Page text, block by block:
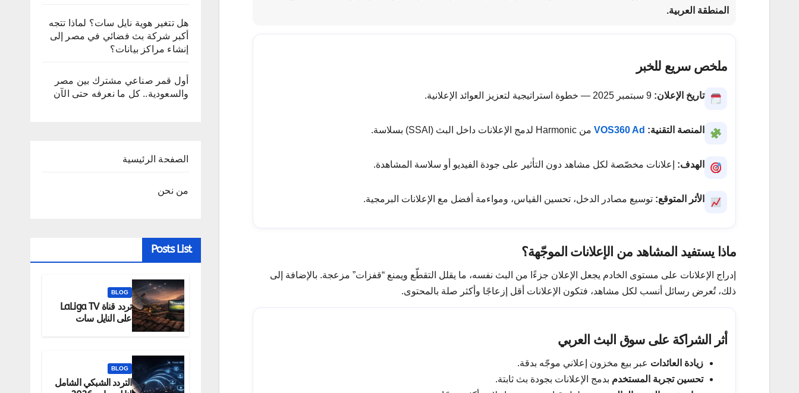
المنطقة العربية.
ملخص سريع للخبر
تاريخ الإعلان:
المنصة التقنية: VOS360 Ad من Harmonic لدمج الإعلانات داخل البث (SSAI) بسلاسة.
الهدف: إعلانات مخصّصة لكل مشاهد دون التأثير على جودة الفيديو أو سلاسة المشاهدة.
الأثر المتوقع: توسيع مصادر الدخل، تحسين القياس، ومواءمة أفضل مع الإعلانات البرمجية.
ماذا يستفيد المشاهد من الإعلانات الموجّهة؟
إدراج الإعلانات على مستوى الخادم يجعل الإعلان جزءًا من البث نفسه، ما يقلل التقطّع ويمنع “قفزات” مزعجة. بالإضافة إلى
ذلك، تُعرض رسائل أنسب لكل مشاهد، فتكون الإعلانات أقل إزعاجًا وأكثر صلة بالمحتوى.
أثر الشراكة على سوق البث العربي
زيادة العائدات عبر بيع مخزون إعلاني موجّه بدقة.
تحسين تجربة المستخدم بدمج الإعلانات بجودة بث ثابتة.
هل تتغير هوية نايل سات؟ لماذا تتجه
أكبر شركة بث فضائي في مصر إلى
إنشاء مراكز بيانات؟
أول قمر صناعي مشترك بين مصر
والسعودية.. كل ما نعرفه حتى الآن
الصفحة الرئيسية
من نحن
Posts List
BLOG
تردد قناة LaLiga TV
على النايل سات
BLOG
التردد الشبكي الشامل